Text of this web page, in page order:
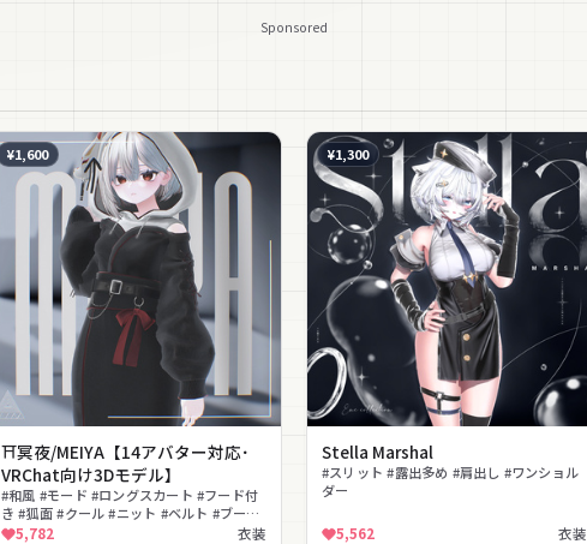
Sponsored
¥1,600
⛩️冥夜/MEIYA【14アバター対応･
VRChat向け3Dモデル】
#和風 #モード #ロングスカート #フード付
き #狐面 #クール #ニット #ベルト #ブーツ
#大人っぽい
5,782 衣装
¥1,300
Stella Marshal
#スリット #露出多め #肩出し #ワンショル
ダー
5,562 衣装